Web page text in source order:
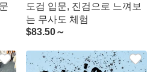
도검 입문, 진검으로 느껴보
는 무사도 체험
$83.50～